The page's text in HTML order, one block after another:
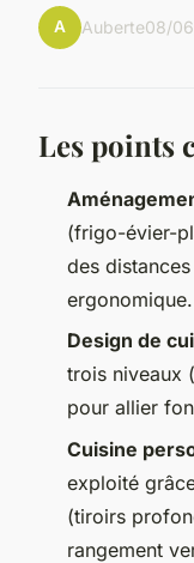
A Auberte08/
Les points
(frigo-évier-
des
ergonomique.
Design de
trois niveaux
pour allier
Cuisine
exploité
(tiroirs
rangement